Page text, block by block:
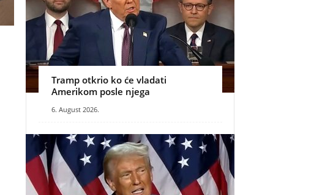
Tramp otkrio ko će vladati
Amerikom posle njega
6. August 2026.